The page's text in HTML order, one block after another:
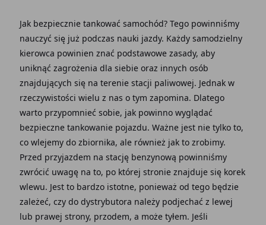
Jak bezpiecznie tankować samochód? Tego powinniśmy
nauczyć się już podczas nauki jazdy. Każdy samodzielny
kierowca powinien znać podstawowe zasady, aby
uniknąć zagrożenia dla siebie oraz innych osób
znajdujących się na terenie stacji paliwowej. Jednak w
rzeczywistości wielu z nas o tym zapomina. Dlatego
warto przypomnieć sobie, jak powinno wyglądać
bezpieczne tankowanie pojazdu. Ważne jest nie tylko to,
co wlejemy do zbiornika, ale również jak to zrobimy.
Przed przyjazdem na stację benzynową powinniśmy
zwrócić uwagę na to, po której stronie znajduje się korek
wlewu. Jest to bardzo istotne, ponieważ od tego będzie
zależeć, czy do dystrybutora należy podjechać z lewej
lub prawej strony, przodem, a może tyłem. Jeśli